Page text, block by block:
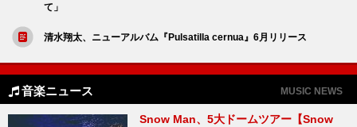
て」
清水翔太、ニューアルバム『Pulsatilla cernua』6月リリース
音楽ニュース MUSIC NEWS
Snow Man、5大ドームツアー【Snow